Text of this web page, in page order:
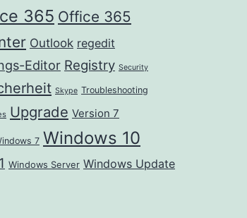
365 Office 365
Outlook regedit
Editor Registry Security
Skype Troubleshooting
Upgrade Version 7
7 Windows 10
Windows Server Windows Update